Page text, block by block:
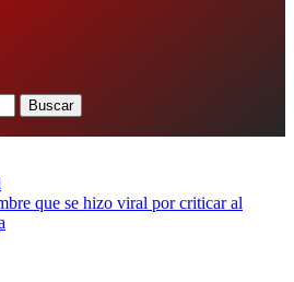
que se hizo viral por criticar al